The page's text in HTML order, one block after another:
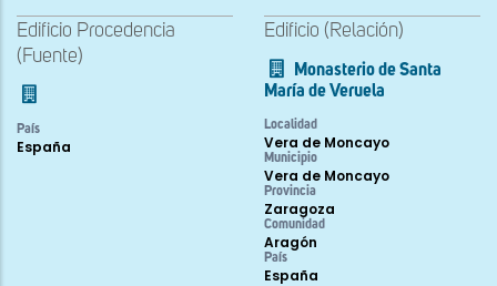
Edificio Procedencia
(Fuente)
País
España
Edificio (Relación)
Monasterio de Santa
María de Veruela
Localidad
Vera de Moncayo
Municipio
Vera de Moncayo
Provincia
Zaragoza
Comunidad
Aragón
País
España